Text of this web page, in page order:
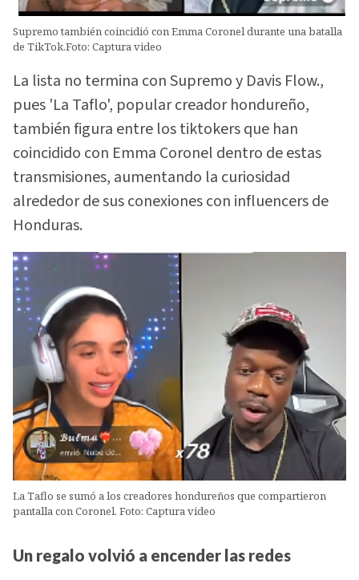
Supremo también coincidió con Emma Coronel durante una batalla
de TikTok.Foto: Captura video
La lista no termina con Supremo y Davis Flow.,
pues 'La Taflo', popular creador hondureño,
también figura entre los tiktokers que han
coincidido con Emma Coronel dentro de estas
transmisiones, aumentando la curiosidad
alrededor de sus conexiones con influencers de
Honduras.
La Taflo se sumó a los creadores hondureños que compartieron
pantalla con Coronel. Foto: Captura video
Un regalo volvió a encender las redes